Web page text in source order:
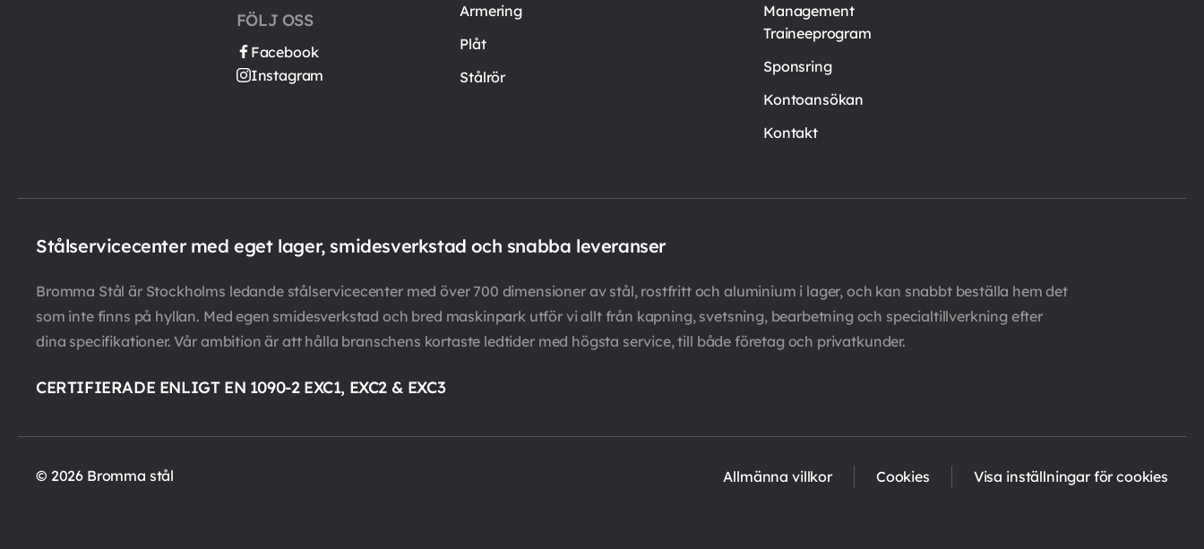
FÖLJ OSS
Facebook
Instagram
Armering
Plåt
Stålrör
Management
Traineeprogram
Sponsring
Kontoansökan
Kontakt
Stålservicecenter med eget lager, smidesverkstad och snabba leveranser
Bromma Stål är Stockholms ledande stålservicecenter med över 700 dimensioner av stål, rostfritt och aluminium i lager, och kan snabbt beställa hem det
som inte finns på hyllan. Med egen smidesverkstad och bred maskinpark utför vi allt från kapning, svetsning, bearbetning och specialtillverkning efter
dina specifikationer. Vår ambition är att hålla branschens kortaste ledtider med högsta service, till både företag och privatkunder.
CERTIFIERADE ENLIGT EN 1090-2 EXC1, EXC2 & EXC3
© 2026 Bromma stål Allmänna villkor Cookies Visa inställningar för cookies